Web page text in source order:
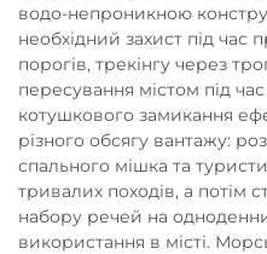
водо-непроникною
необхідний захист під
порогів, трекінгу через
пересування містом під
котушкового замикання
різного обсягу вантажу:
спального мішка та
тривалих походів, а потім
набору речей на
використання в місті.